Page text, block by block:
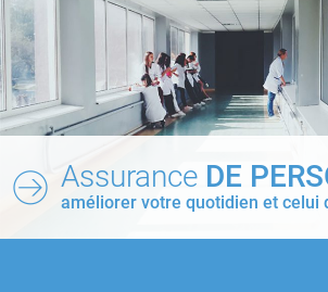
Assurance DE
améliorer votre quotidien et celui